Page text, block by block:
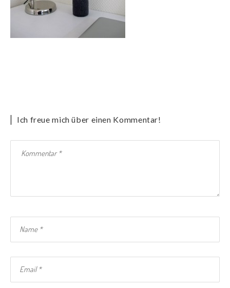
Ich freue mich über einen Kommentar!